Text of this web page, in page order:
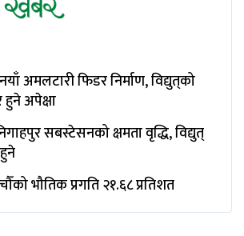
अमलटारी फिडर निर्माण, विद्युत्‌को
अपेक्षा
सबस्टेसनको क्षमता वृद्धि, विद्युत्
भौतिक प्रगति २१.६८ प्रतिशत